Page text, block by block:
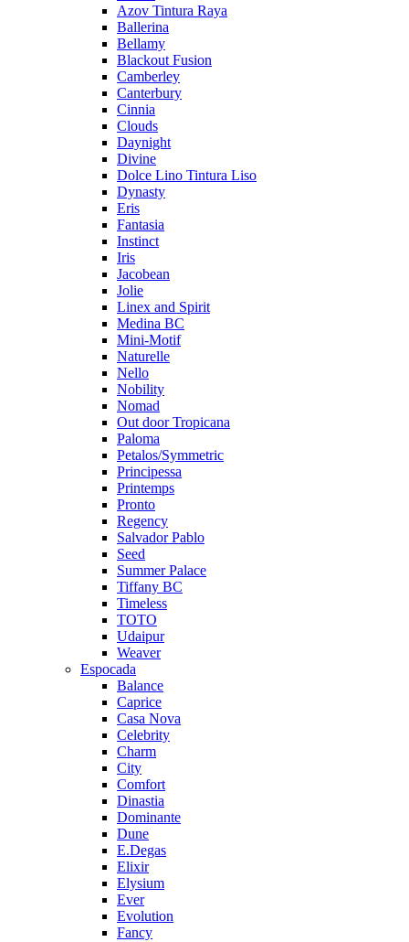
Azov Tintura Raya
Ballerina
Bellamy
Blackout Fusion
Camberley
Canterbury
Cinnia
Clouds
Daynight
Divine
Dolce Lino Tintura Liso
Dynasty
Eris
Fantasia
Instinct
Iris
Jacobean
Jolie
Linex and Spirit
Medina BC
Mini-Motif
Naturelle
Nello
Nobility
Nomad
Out door Tropicana
Paloma
Petalos/Symmetric
Principessa
Printemps
Pronto
Regency
Salvador Pablo
Seed
Summer Palace
Tiffany BC
Timeless
TOTO
Udaipur
Weaver
Espocada
Balance
Caprice
Casa Nova
Celebrity
Charm
City
Comfort
Dinastia
Dominante
Dune
E.Degas
Elixir
Elysium
Ever
Evolution
Fancy